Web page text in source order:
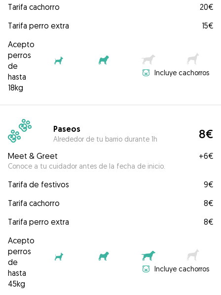
Tarifa cachorro
20€
Tarifa perro extra
15€
Acepto
perros
de
hasta
18kg
Incluye cachorros
Paseos
Alrededor de tu barrio durante 1h 8€
Meet & Greet
Conoce a tu cuidador antes de la fecha de inicio.
+6€
Tarifa de festivos
9€
Tarifa cachorro
8€
Tarifa perro extra
8€
Acepto
perros
de
hasta
45kg
Incluye cachorros